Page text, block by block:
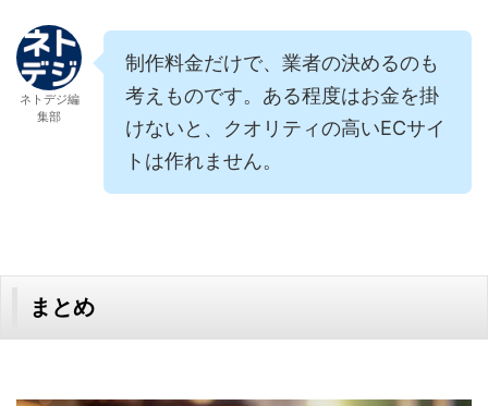
ネトデジ編
集部
制作料金だけで、業者の決めるのも
考えものです。ある程度はお金を掛
けないと、クオリティの高いECサイ
トは作れません。
まとめ